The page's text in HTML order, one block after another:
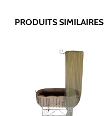
PRODUITS SIMILAIRES